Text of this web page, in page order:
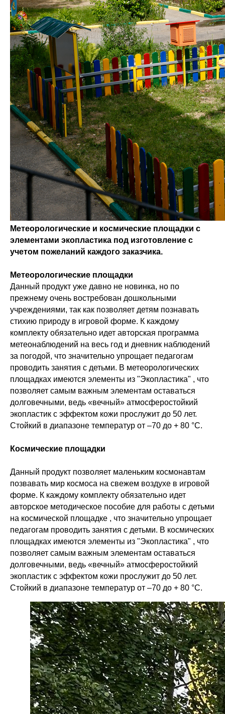
Метеорологические и космические площадки с
элементами экопластика под изготовление с
учетом пожеланий каждого заказчика.
Метеорологические площадки
Данный продукт уже давно не новинка, но по
прежнему очень востребован дошкольными
учреждениями, так как позволяет детям познавать
стихию природу в игровой форме. К каждому
комплекту обязательно идет авторская программа
метеонаблюдений на весь год и дневник наблюдений
за погодой, что значительно упрощает педагогам
проводить занятия с детьми. В метеорологических
площадках имеются элементы из "Экопластика" , что
позволяет самым важным элементам оставаться
долговечными, ведь «вечный» атмосферостойкий
экопластик с эффектом кожи прослужит до 50 лет.
Стойкий в диапазоне температур от –70 до + 80 °С.
Космические площадки
Данный продукт позволяет маленьким космонавтам
позвавать мир космоса на свежем воздухе в игровой
форме. К каждому комплекту обязательно идет
авторское методическое пособие для работы с детьми
на космической площадке , что значительно упрощает
педагогам проводить занятия с детьми. В космических
площадках имеются элементы из "Экопластика" , что
позволяет самым важным элементам оставаться
долговечными, ведь «вечный» атмосферостойкий
экопластик с эффектом кожи прослужит до 50 лет.
Стойкий в диапазоне температур от –70 до + 80 °С.